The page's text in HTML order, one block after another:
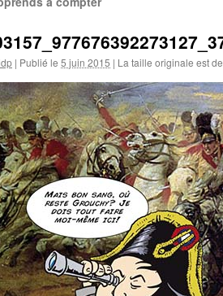
| Publié le 5 juin 2015 | La taille originale est de